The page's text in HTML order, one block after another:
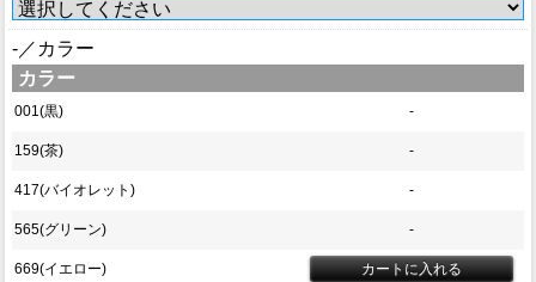
-／カラー
カラー
001(黒) -
159(茶) -
417(バイオレット) -
565(グリーン) -
669(イエロー)